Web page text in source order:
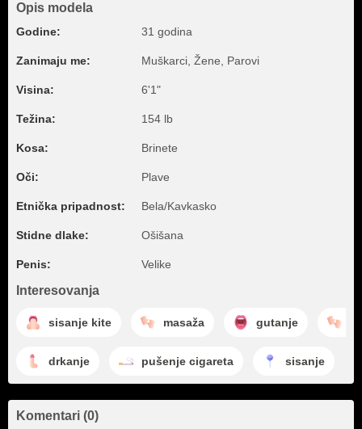
Opis modela
Godine: 31 godina
Zanimaju me: Muškarci, Žene, Parovi
Visina: 6'1"
Težina: 154 lb
Kosa: Brinete
Oči: Plave
Etnička pripadnost: Bela/Kavkasko
Stidne dlake: Ošišana
Penis: Velike
Interesovanja
sisanje kite masaža gutanje
drkanje pušenje cigareta sisanje
Komentari (0)